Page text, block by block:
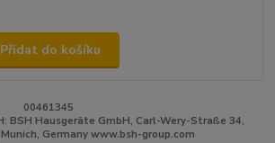
Přidat do košíku
00461345
BSH Hausgeräte GmbH, Carl-Wery-Straße 34,
Germany www.bsh-group.com